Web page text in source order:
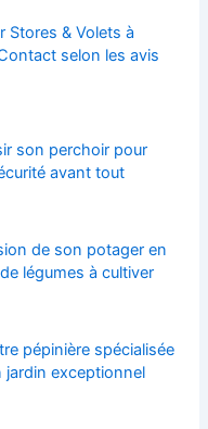
Stores & Volets à
selon les avis
son perchoir pour
avant tout
de son potager en
légumes à cultiver
pépinière spécialisée
jardin exceptionnel